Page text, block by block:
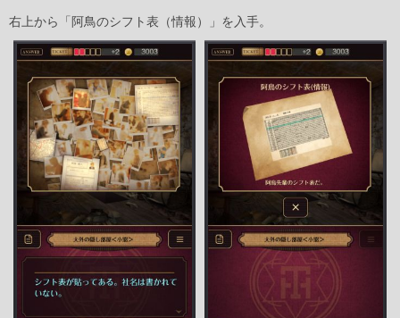
右上から「阿鳥のシフト表（情報）」を入手。